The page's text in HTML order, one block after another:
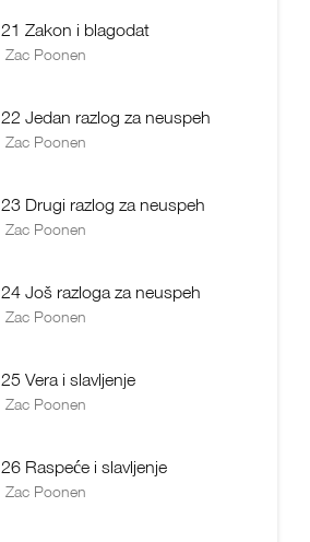
21 Zakon i blagodat
Zac Poonen
22 Jedan razlog za neuspeh
Zac Poonen
23 Drugi razlog za neuspeh
Zac Poonen
24 Još razloga za neuspeh
Zac Poonen
25 Vera i slavljenje
Zac Poonen
26 Raspeće i slavljenje
Zac Poonen